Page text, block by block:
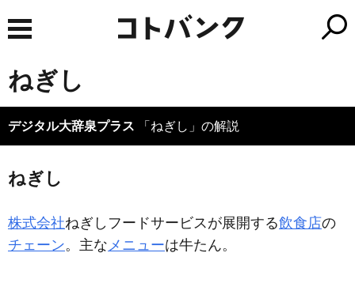
ねぎし
デジタル大辞泉プラス 「ねぎし」の解説
ねぎし
株式会社ねぎしフードサービスが展開する飲食店の
チェーン。主なメニューは牛たん。